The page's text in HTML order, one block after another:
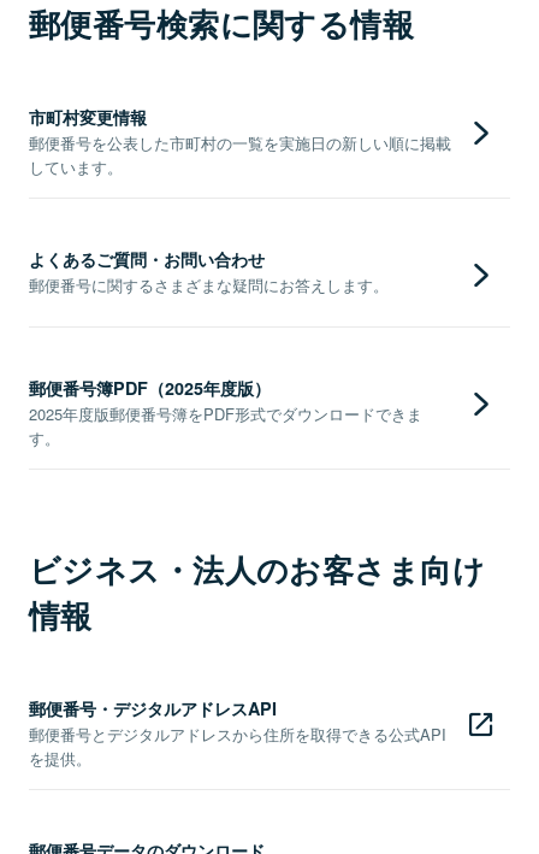
郵便番号検索に関する情報
市町村変更情報
郵便番号を公表した市町村の一覧を実施日の新しい順に掲載
しています。
よくあるご質問・お問い合わせ
郵便番号に関するさまざまな疑問にお答えします。
郵便番号簿PDF（2025年度版）
2025年度版郵便番号簿をPDF形式でダウンロードできま
す。
ビジネス・法人のお客さま向け
情報
郵便番号・デジタルアドレスAPI
郵便番号とデジタルアドレスから住所を取得できる公式API
を提供。